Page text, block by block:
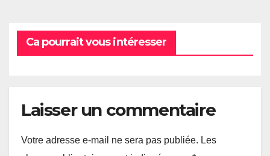
Ca pourrait vous intéresser
Laisser un commentaire
Votre adresse e-mail ne sera pas publiée. Les